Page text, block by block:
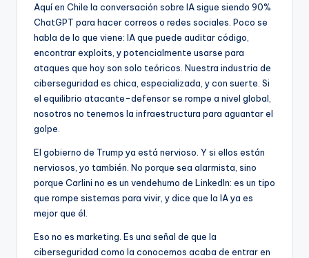
Aquí en Chile la conversación sobre IA sigue siendo 90%
ChatGPT para hacer correos o redes sociales. Poco se
habla de lo que viene: IA que puede auditar código,
encontrar exploits, y potencialmente usarse para
ataques que hoy son solo teóricos. Nuestra industria de
ciberseguridad es chica, especializada, y con suerte. Si
el equilibrio atacante-defensor se rompe a nivel global,
nosotros no tenemos la infraestructura para aguantar el
golpe.
El gobierno de Trump ya está nervioso. Y si ellos están
nerviosos, yo también. No porque sea alarmista, sino
porque Carlini no es un vendehumo de LinkedIn: es un tipo
que rompe sistemas para vivir, y dice que la IA ya es
mejor que él.
Eso no es marketing. Es una señal de que la
ciberseguridad como la conocemos acaba de entrar en